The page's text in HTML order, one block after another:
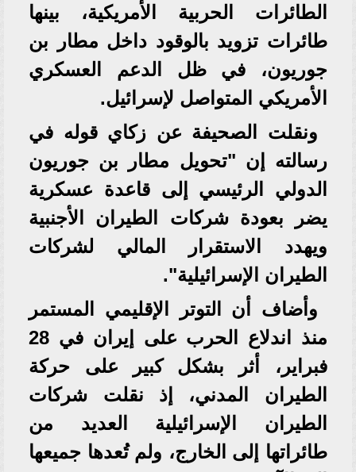
الطائرات الحربية الأمريكية، بينها
طائرات تزويد بالوقود داخل مطار بن
جوريون، في ظل الدعم العسكري
الأمريكي المتواصل لإسرائيل.
ونقلت الصحيفة عن زكاي قوله في
رسالته إن "تحويل مطار بن جوريون
الدولي الرئيسي إلى قاعدة عسكرية
يضر بعودة شركات الطيران الأجنبية
ويهدد الاستقرار المالي لشركات
الطيران الإسرائيلية".
وأضاف أن التوتر الإقليمي المستمر
منذ اندلاع الحرب على إيران في 28
فبراير، أثر بشكل كبير على حركة
الطيران المدني، إذ نقلت شركات
الطيران الإسرائيلية العديد من
طائراتها إلى الخارج، ولم تُعدها جميعها